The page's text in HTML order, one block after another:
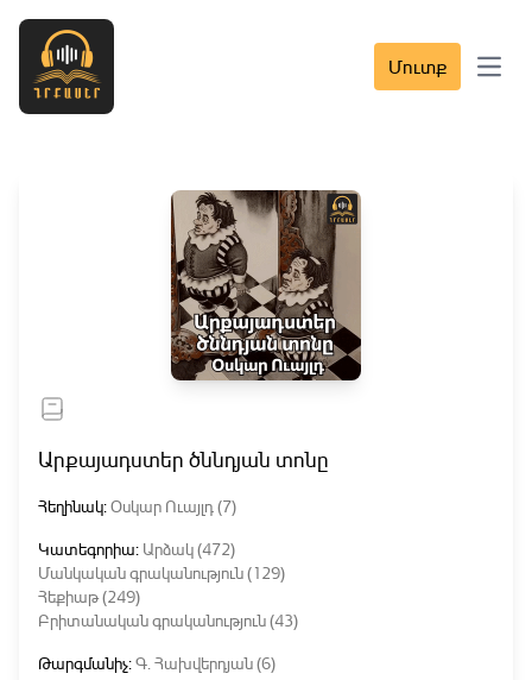
Մուտք Open
Արքայադստեր ծննդյան տոնը
Հեղինակ:Օսկար Ուայլդ (7)
Կատեգորիա: Արձակ (472)
Մանկական գրականություն (129)
Հեքիաթ (249)
Բրիտանական գրականություն (43)
Թարգմանիչ:Գ․ Հախվերդյան (6)